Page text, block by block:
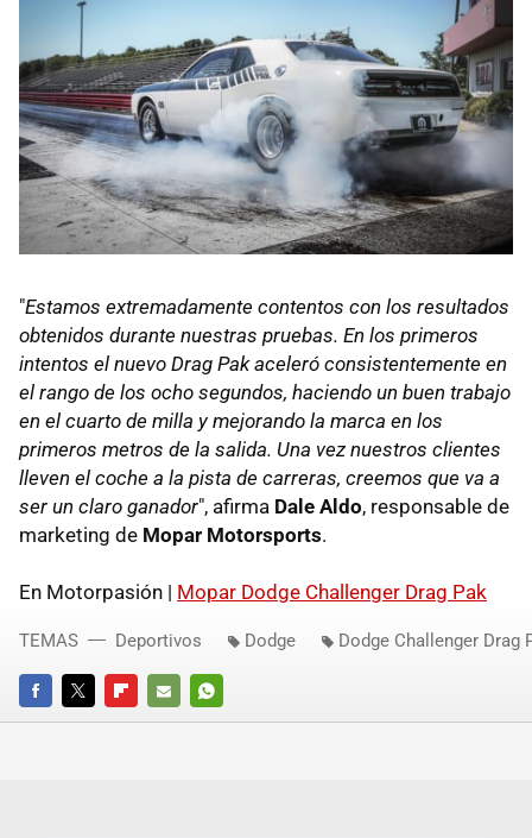
"Estamos extremadamente contentos con los resultados
obtenidos durante nuestras pruebas. En los primeros
intentos el nuevo Drag Pak aceleró consistentemente en
el rango de los ocho segundos, haciendo un buen trabajo
en el cuarto de milla y mejorando la marca en los
primeros metros de la salida. Una vez nuestros clientes
lleven el coche a la pista de carreras, creemos que va a
ser un claro ganador", afirma Dale Aldo, responsable de
marketing de Mopar Motorsports.
En Motorpasión | Mopar Dodge Challenger Drag Pak
FACEBOOKTWITTERFLIPBOARD
E-
WHATSAPP
TEMAS Deportivos Dodge Dodge Challenger Drag